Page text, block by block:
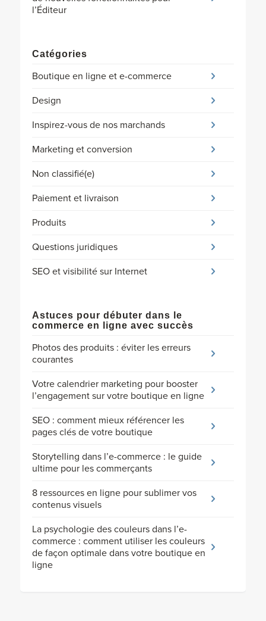
l’Éditeur
Catégories
Boutique en ligne et e-commerce
Design
Inspirez-vous de nos marchands
Marketing et conversion
Non classifié(e)
Paiement et livraison
Produits
Questions juridiques
SEO et visibilité sur Internet
Astuces pour débuter dans le
commerce en ligne avec succès
Photos des produits : éviter les erreurs
courantes
Votre calendrier marketing pour booster
l’engagement sur votre boutique en ligne
SEO : comment mieux référencer les
pages clés de votre boutique
Storytelling dans l’e-commerce : le guide
ultime pour les commerçants
8 ressources en ligne pour sublimer vos
contenus visuels
La psychologie des couleurs dans l’e-
commerce : comment utiliser les couleurs
de façon optimale dans votre boutique en
ligne